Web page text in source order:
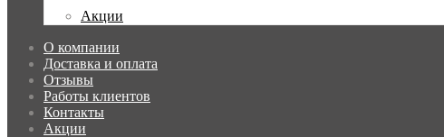
Акции
О компании
Доставка и оплата
Отзывы
Работы клиентов
Контакты
Акции